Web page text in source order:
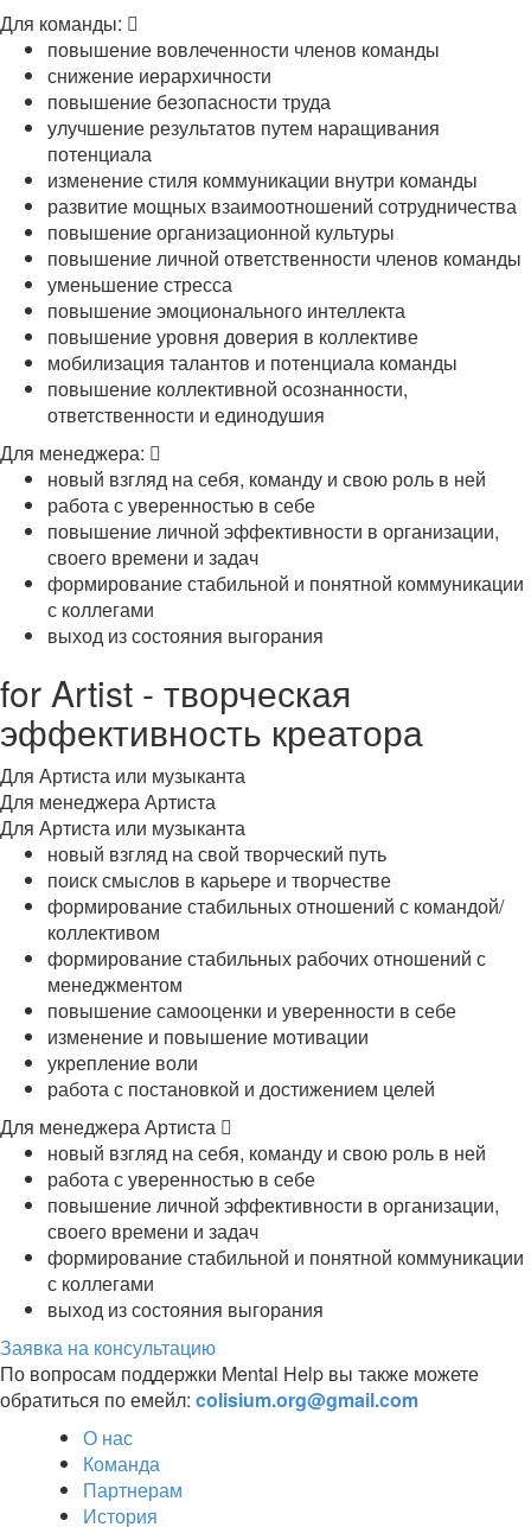
Для команды:
повышение вовлеченности членов команды
снижение иерархичности
повышение безопасности труда
улучшение результатов путем наращивания
потенциала
изменение стиля коммуникации внутри команды
развитие мощных взаимоотношений сотрудничества
повышение организационной культуры
повышение личной ответственности членов команды
уменьшение стресса
повышение эмоционального интеллекта
повышение уровня доверия в коллективе
мобилизация талантов и потенциала команды
повышение коллективной осознанности,
ответственности и единодушия
Для менеджера:
новый взгляд на себя, команду и свою роль в ней
работа с уверенностью в себе
повышение личной эффективности в организации,
своего времени и задач
формирование стабильной и понятной коммуникации
с коллегами
выход из состояния выгорания
for Artist - творческая
эффективность креатора
Для Артиста или музыканта
Для менеджера Артиста
Для Артиста или музыканта
новый взгляд на свой творческий путь
поиск смыслов в карьере и творчестве
формирование стабильных отношений с командой/
коллективом
формирование стабильных рабочих отношений с
менеджментом
повышение самооценки и уверенности в себе
изменение и повышение мотивации
укрепление воли
работа с постановкой и достижением целей
Для менеджера Артиста
новый взгляд на себя, команду и свою роль в ней
работа с уверенностью в себе
повышение личной эффективности в организации,
своего времени и задач
формирование стабильной и понятной коммуникации
с коллегами
выход из состояния выгорания
Заявка на консультацию
По вопросам поддержки Mental Help вы также можете
обратиться по емейл: colisium.org@gmail.com
О нас
Команда
Партнерам
История